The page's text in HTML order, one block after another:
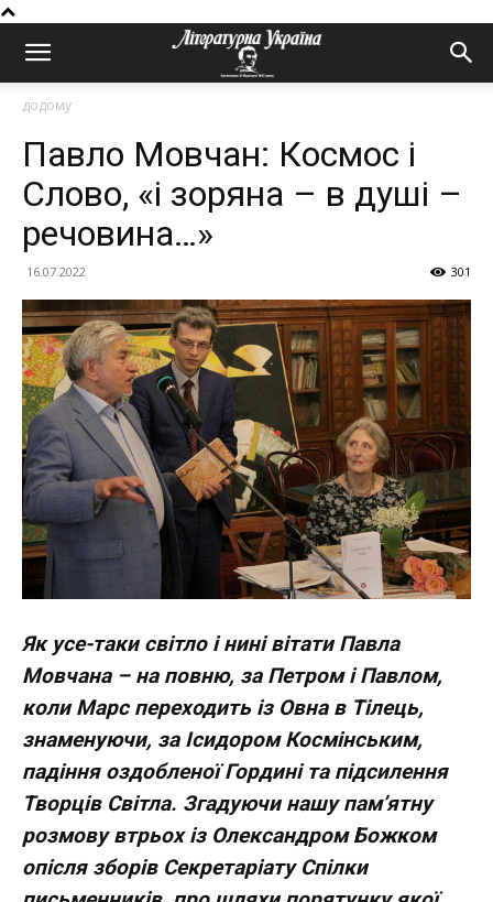
додому
Павло Мовчан: Космос і
Слово, «і зоряна – в душі –
речовина…»
16.07.2022 301
Як усе-таки світло і нині вітати Павла
Мовчана – на повню, за Петром і Павлом,
коли Марс переходить із Овна в Тілець,
знаменуючи, за Ісидором Космінським,
падіння оздобленої Гордині та підсилення
Творців Світла. Згадуючи нашу пам’ятну
розмову втрьох із Олександром Божком
опісля зборів Секретаріату Спілки